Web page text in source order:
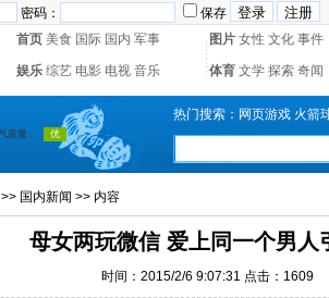
密码：
保存
首页 美食 国际 国内 军事 图片 女性 文化 事件
娱乐 综艺 电影 电视 音乐 体育 文学 探索 奇闻
热门搜索： 网页游戏 火箭
>> 国内新闻 >> 内容
母女两玩微信 爱上同一个男人
时间：2015/2/6 9:07:31 点击：1609